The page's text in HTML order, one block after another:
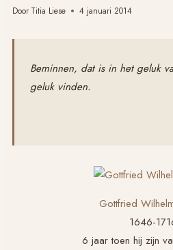
Door Titia Liese 4 januari 2014
Beminnen, dat is in het geluk
geluk vinden.
Gottfried
1646-
6 jaar toen hij zijn